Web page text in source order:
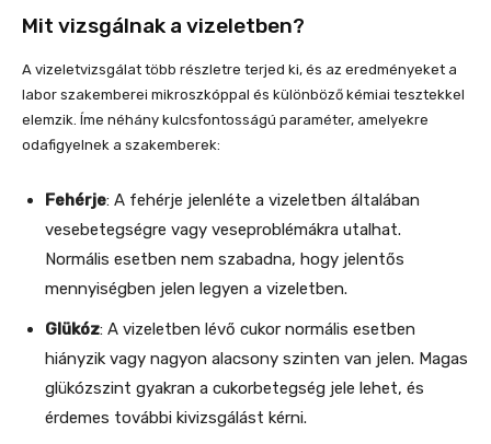
Mit vizsgálnak a vizeletben?
A vizeletvizsgálat több részletre terjed ki, és az eredményeket a
labor szakemberei mikroszkóppal és különböző kémiai tesztekkel
elemzik. Íme néhány kulcsfontosságú paraméter, amelyekre
odafigyelnek a szakemberek:
Fehérje: A fehérje jelenléte a vizeletben általában
vesebetegségre vagy veseproblémákra utalhat.
Normális esetben nem szabadna, hogy jelentős
mennyiségben jelen legyen a vizeletben.
Glükóz: A vizeletben lévő cukor normális esetben
hiányzik vagy nagyon alacsony szinten van jelen. Magas
glükózszint gyakran a cukorbetegség jele lehet, és
érdemes további kivizsgálást kérni.